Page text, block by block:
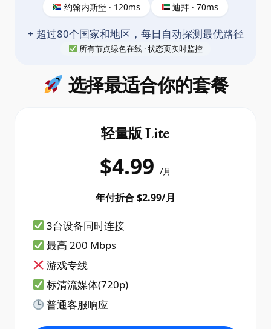
约翰内斯堡 · 120ms
迪拜 · 70ms
+ 超过80个国家和地区，每日自动探测最优路径
所有节点绿色在线 · 状态页实时监控
选择最适合你的套餐
轻量版 Lite
$4.99 /月
年付折合 $2.99/月
3台设备同时连接
最高 200 Mbps
游戏专线
标清流媒体(720p)
普通客服响应